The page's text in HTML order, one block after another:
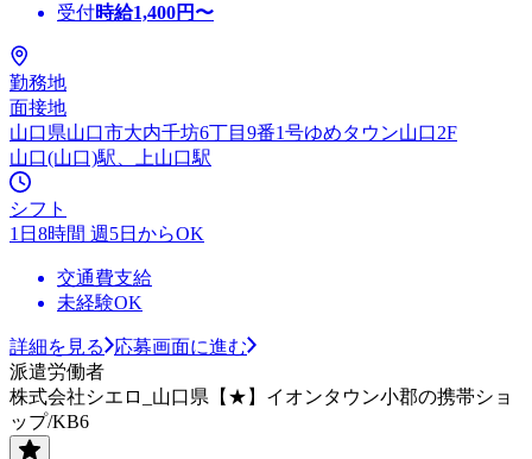
受付時給1,400円〜
勤務地
面接地
山口県山口市大内千坊6丁目9番1号ゆめタウン山口2F
山口(山口)駅、上山口駅
シフト
1日8時間 週5日からOK
交通費支給
未経験OK
詳細を見る
応募画面に進む
派遣労働者
株式会社シエロ_山口県【★】イオンタウン小郡の携帯ショ
ップ/KB6